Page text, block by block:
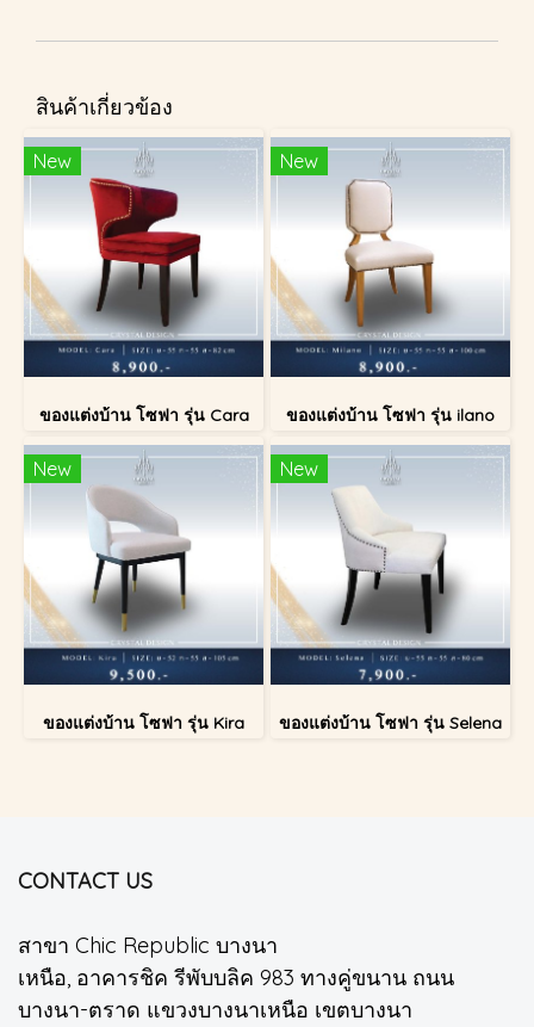
สินค้าเกี่ยวข้อง
New
ของแต่งบ้าน โซฟา รุ่น Cara
New
ของแต่งบ้าน โซฟา รุ่น ilano
New
ของแต่งบ้าน โซฟา รุ่น Kira
New
ของแต่งบ้าน โซฟา รุ่น Selena
CONTACT US
สาขา Chic Republic บางนา
เหนือ, อาคารชิค รีพับบลิค 983 ทางคู่ขนาน ถนน
บางนา-ตราด แขวงบางนาเหนือ เขตบางนา